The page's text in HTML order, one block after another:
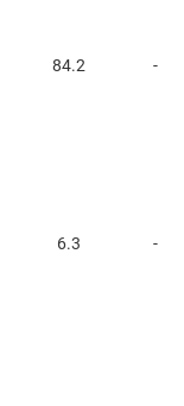
84.2 -
6.3 -